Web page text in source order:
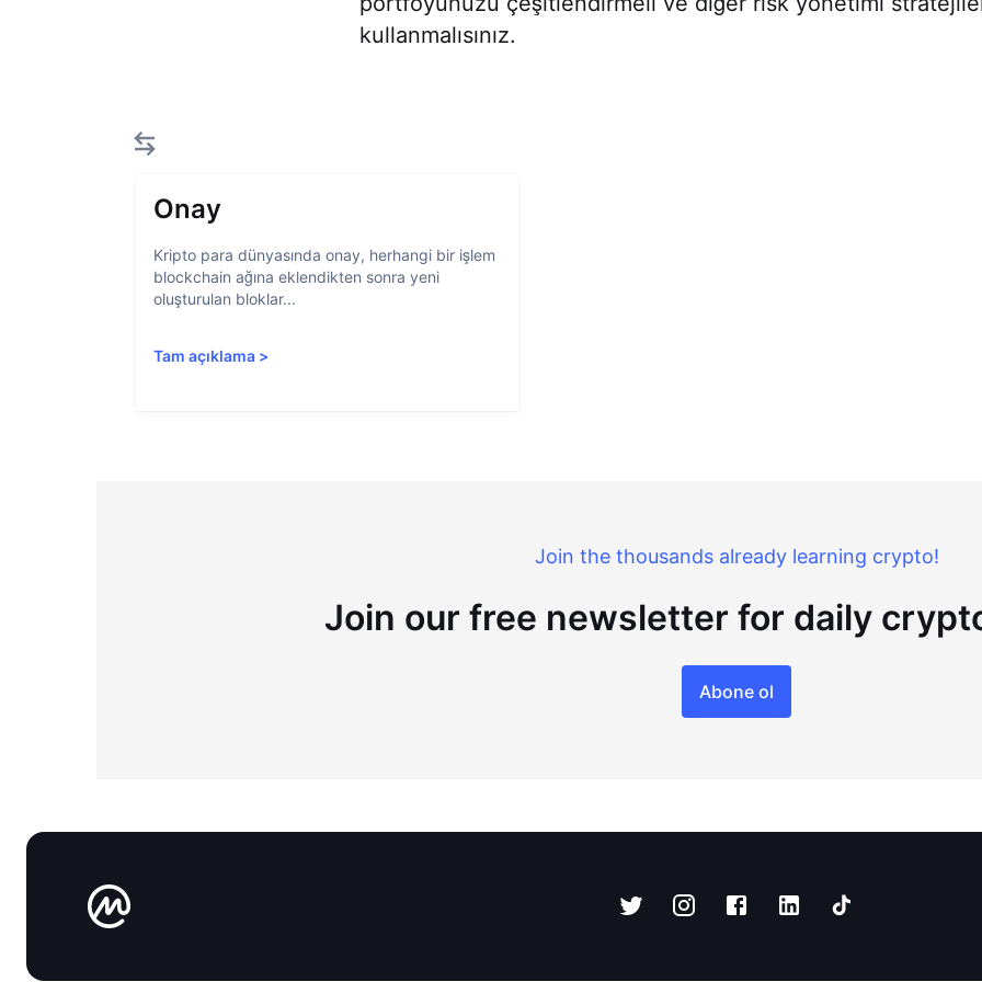
kullanmalısınız.
Onay
Kripto para dünyasında onay, herhangi bir işlem
blockchain ağına eklendikten sonra yeni
oluşturulan bloklar...
Tam açıklama >
Join the thousands already learning crypto!
Join our free newsletter for daily
Abone ol